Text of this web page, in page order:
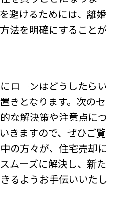
避けるためには、離婚
法を明確にすることが
ローンはどうしたらい
きとなります。次のセ
な解決策や注意点につ
きますので、ぜひご覧
の方々が、住宅売却に
ムーズに解決し、新た
るようお手伝いいたし